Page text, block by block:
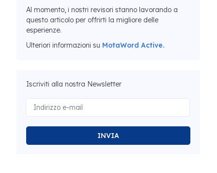
Al momento, i nostri revisori stanno lavorando a
questo articolo per offrirti la migliore delle
esperienze.
Ulteriori informazioni su MotaWord Active.
Iscriviti alla nostra Newsletter
INVIA